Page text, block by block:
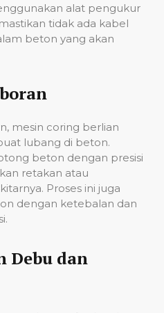
alat pengukur
tidak ada kabel
beton yang akan
mesin coring berlian
lubang di beton.
beton dengan presisi
retakan atau
Proses ini juga
dengan ketebalan dan
Debu dan